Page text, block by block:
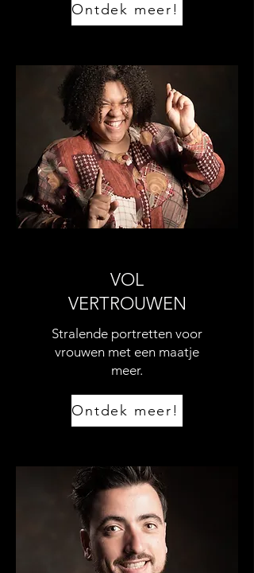
Ontdek meer!
VOL
VERTROUWEN
Stralende portretten voor
vrouwen met een maatje
meer.
Ontdek meer!